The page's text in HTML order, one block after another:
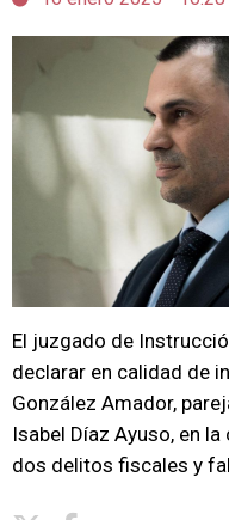
El juzgado de
declarar en calidad de
González Amador,
Isabel Díaz Ayuso, en
dos delitos fiscales y